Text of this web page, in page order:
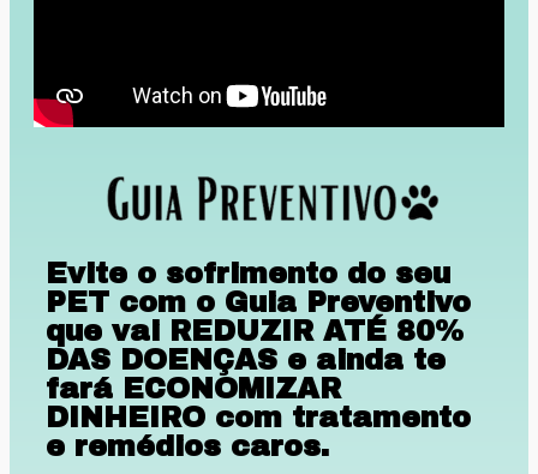
Evite o sofrimento do seu
PET com o Guia Preventivo
que vai REDUZIR ATÉ 80%
DAS DOENÇAS e ainda te
fará ECONOMIZAR
DINHEIRO com tratamento
e remédios caros.